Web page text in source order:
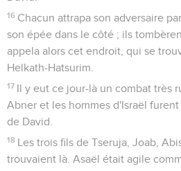
16 Chacun attrapa son adversaire
son épée dans le côté ; ils
appela alors cet endroit, qui se
Helkath-Hatsurim.
17 Il y eut ce jour-là un combat très
Abner et les hommes d'Israël
de David.
18 Les trois fils de Tseruja, Joab,
trouvaient là. Asaël était agile